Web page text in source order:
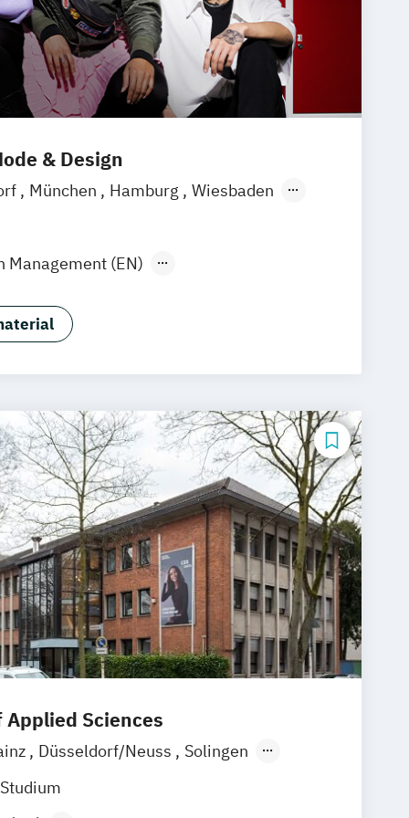
& Design
München Hamburg
Wiesbaden
Management (EN)
(EN)
Applied Sciences
Düsseldorf/Neuss
Solingen
Rostock